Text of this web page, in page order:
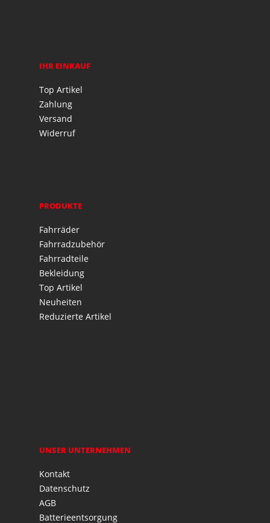
IHR EINKAUF
Top Artikel
Zahlung
Versand
Widerruf
PRODUKTE
Fahrräder
Fahrradzubehör
Fahrradteile
Bekleidung
Top Artikel
Neuheiten
Reduzierte Artikel
UNSER UNTERNEHMEN
Kontakt
Datenschutz
AGB
Batterieentsorgung